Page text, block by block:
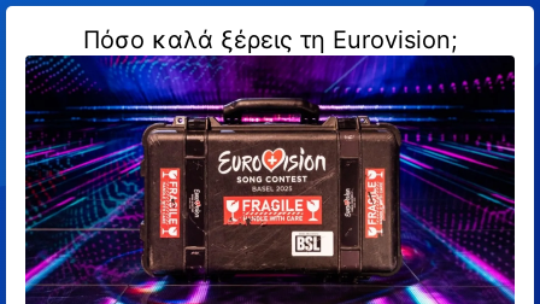
Πόσο καλά ξέρεις τη Eurovision;